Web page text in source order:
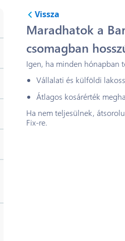
Vissza
Maradhatok a
csomagban
Igen, ha minden hónapban
Vállalati és külföldi
Átlagos kosárérték
Ha nem teljesülnek,
Fix-re.